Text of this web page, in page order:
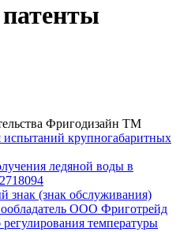
Фригодизайн ТМ